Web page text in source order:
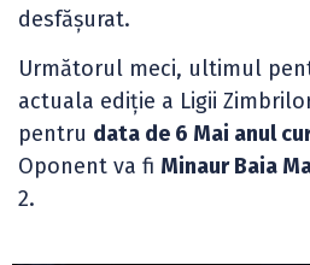
desfășurat.
Următorul meci, ultimul
actuala ediție a Ligii
pentru data de 6 Mai anul
Oponent va fi Minaur Baia
2.